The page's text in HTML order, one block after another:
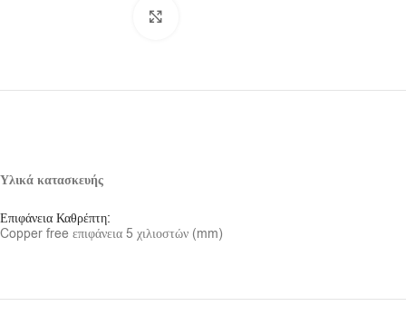
Υλικά κατασκευής
Επιφάνεια Καθρέπτη:
Copper free επιφάνεια 5 χιλιοστών (mm)